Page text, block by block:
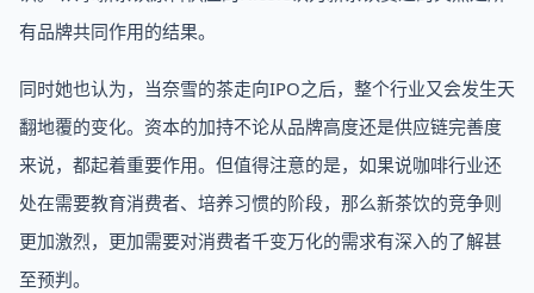
有品牌共同作用的结果。
同时她也认为，当奈雪的茶走向IPO之后，整个行业又会发生天
翻地覆的变化。资本的加持不论从品牌高度还是供应链完善度
来说，都起着重要作用。但值得注意的是，如果说咖啡行业还
处在需要教育消费者、培养习惯的阶段，那么新茶饮的竞争则
更加激烈，更加需要对消费者千变万化的需求有深入的了解甚
至预判。